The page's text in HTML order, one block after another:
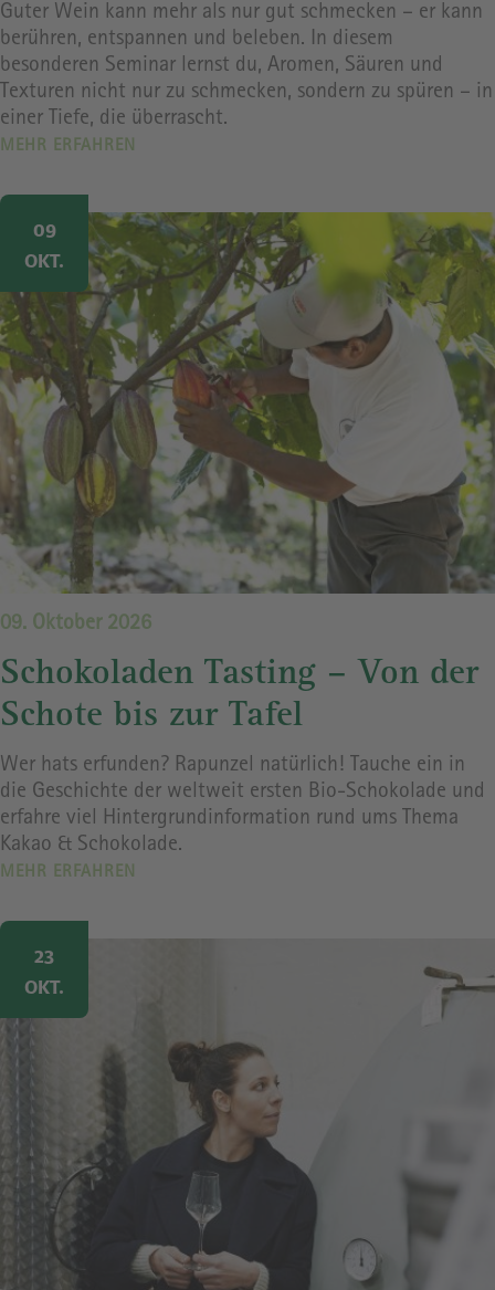
Guter Wein kann mehr als nur gut schmecken – er kann
berühren, entspannen und beleben. In diesem
besonderen Seminar lernst du, Aromen, Säuren und
Texturen nicht nur zu schmecken, sondern zu spüren – in
einer Tiefe, die überrascht.
MEHR ERFAHREN
Image
09. Oktober 2026
Schokoladen Tasting – Von der
Schote bis zur Tafel
Wer hats erfunden? Rapunzel natürlich! Tauche ein in
die Geschichte der weltweit ersten Bio-Schokolade und
erfahre viel Hintergrundinformation rund ums Thema
Kakao & Schokolade.
MEHR ERFAHREN
09
OKT.
Image
23
OKT.